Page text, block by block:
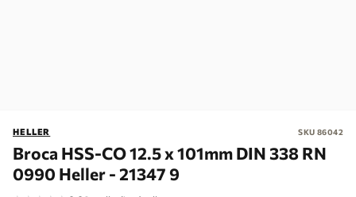
HELLER SKU 86042
Broca HSS-CO 12.5 x 101mm DIN 338 RN
0990 Heller - 21347 9